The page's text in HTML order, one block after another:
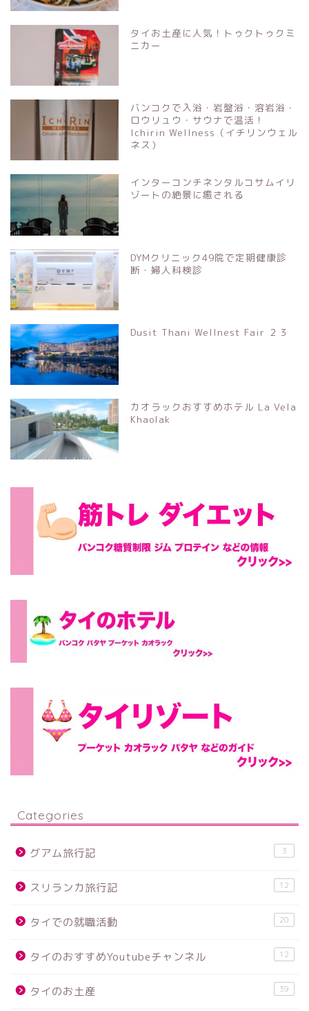
タイお土産に人気！トゥクトゥクミ
ニカー
バンコクで入浴・岩盤浴・溶岩浴・
ロウリュウ・サウナで温活！
Ichirin Wellness（イチリンウェル
ネス）
インターコンチネンタルコサムイリ
ゾートの絶景に癒される
DYMクリニック49院で定期健康診
断・婦人科検診
Dusit Thani Wellnest Fair ２３
カオラックおすすめホテル La Vela
Khaolak
Categories
グアム旅行記 3
スリランカ旅行記 12
タイでの就職活動 20
タイのおすすめYoutubeチャンネル 12
タイのお土産 39